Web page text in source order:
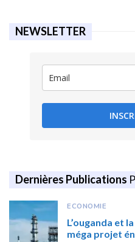
NEWSLETTER
Dernières Publications
ECONOMIE
L’ouganda et
méga projet